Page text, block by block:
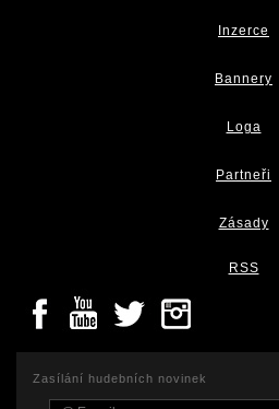
Inzerce
Bannery
Loga
Partneři
Zásady
RSS
Zasílání hudebních novinek